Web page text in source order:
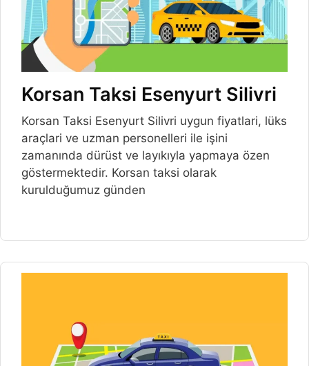
Korsan Taksi Esenyurt Silivri
Korsan Taksi Esenyurt Silivri uygun fiyatlari, lüks
araçlari ve uzman personelleri ile işini
zamanında dürüst ve layıkıyla yapmaya özen
göstermektedir. Korsan taksi olarak
kurulduğumuz günden